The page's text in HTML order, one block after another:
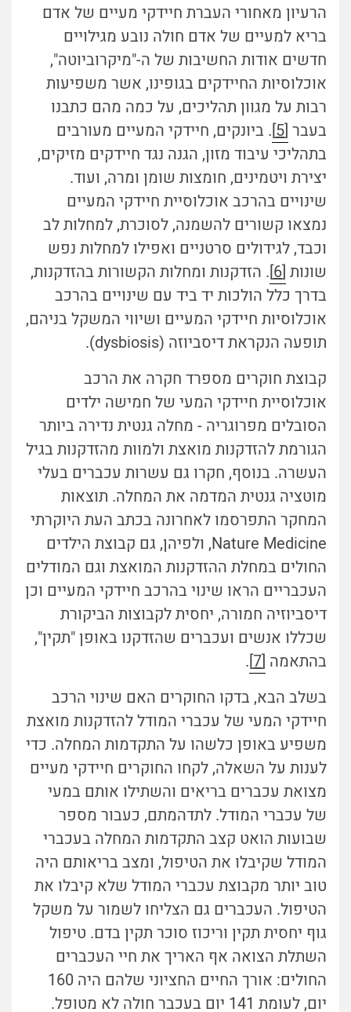
הרעיון מאחורי העברת חיידקי מעיים של אדם
בריא למעיים של אדם חולה נובע מגילויים
חדשים אודות החשיבות של ה-"מיקרוביוטה",
אוכלוסיות החיידקים בגופינו, אשר משפיעות
רבות על מגוון תהליכים, על כמה מהם כתבנו
בעבר [5] . ביונקים, חיידקי המעיים מעורבים
בתהליכי עיבוד מזון, הגנה נגד חיידקים מזיקים,
יצירת ויטמינים, חומצות שומן ומרה, ועוד.
שינויים בהרכב אוכלוסיית חיידקי המעיים
נמצאו קשורים להשמנה, לסוכרת, למחלות לב
וכבד, לגידולים סרטניים ואפילו למחלות נפש
שונות [6] . הזדקנות ומחלות הקשורות בהזדקנות,
בדרך כלל הולכות יד ביד עם שינויים בהרכב
אוכלוסיות חיידקי המעיים ושיווי המשקל בניהם,
תופעה הנקראת דיסביוזה (dysbiosis).
קבוצת חוקרים מספרד חקרה את הרכב
אוכלוסיית חיידקי המעי של חמישה ילדים
הסובלים מפרוגריה - מחלה גנטית נדירה ביותר
הגורמת להזדקנות מואצת ולמוות מהזדקנות בגיל
העשרה. בנוסף, חקרו גם עשרות עכברים בעלי
מוטציה גנטית המדמה את המחלה. תוצאות
המחקר התפרסמו לאחרונה בכתב העת היוקרתי
Nature Medicine, ולפיהן, גם קבוצת הילדים
החולים במחלת ההזדקנות המואצת וגם המודלים
העכבריים הראו שינוי בהרכב חיידקי המעיים וכן
דיסביוזיה חמורה, יחסית לקבוצות הביקורת
שכללו אנשים ועכברים שהזדקנו באופן "תקין",
בהתאמה [7]
.
בשלב הבא, בדקו החוקרים האם שינוי הרכב
חיידקי המעי של עכברי המודל להזדקנות מואצת
משפיע באופן כלשהו על התקדמות המחלה. כדי
לענות על השאלה, לקחו החוקרים חיידקי מעיים
מצואת עכברים בריאים והשתילו אותם במעי
של עכברי המודל. לתדהמתם, כעבור מספר
שבועות הואט קצב התקדמות המחלה בעכברי
המודל שקיבלו את הטיפול, ומצב בריאותם היה
טוב יותר מקבוצת עכברי המודל שלא קיבלו את
הטיפול. העכברים גם הצליחו לשמור על משקל
גוף יחסית תקין וריכוז סוכר תקין בדם. טיפול
השתלת הצואה אף האריך את חיי העכברים
החולים: אורך החיים החציוני שלהם היה 160
יום, לעומת 141 יום בעכבר חולה לא מטופל.